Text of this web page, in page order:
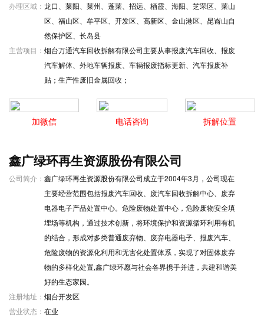
办理区域： 龙口、莱阳、莱州、蓬莱、招远、栖霞、海阳、芝罘区、莱山
区、福山区、牟平区、开发区、高新区、金山港区、昆嵛山自
然保护区、长岛县
主营项目： 烟台万通汽车回收拆解有限公司主要从事报废汽车回收、报废
汽车解体、外地车辆报废、车辆报废指标更新、汽车报废补
贴；生产性废旧金属回收；
拆解位置
电话咨询
加微信
鑫广绿环再生资源股份有限公司
公司简介： 鑫广绿环再生资源股份有限公司成立于2004年3月，公司现在
主要经营范围包括报废汽车回收、废汽车回收拆解中心、废弃
电器电子产品处置中心。危险废物处置中心，危险废物安全填
埋场等机构，通过技术创新，将环境保护和资源循环利用有机
的结合，形成对多类普通废弃物、废弃电器电子、报废汽车、
危险废物的资源化利用和无害化处置体系，实现了对固体废弃
物的多样化处置,鑫广绿环愿与社会各界携手并进，共建和谐美
好的生态家园。
注册地址： 烟台开发区
营业状态： 在业